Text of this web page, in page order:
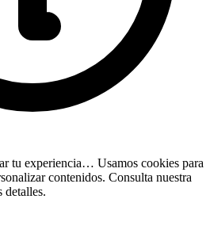
tu experiencia… Usamos cookies para
contenidos. Consulta nuestra
detalles.